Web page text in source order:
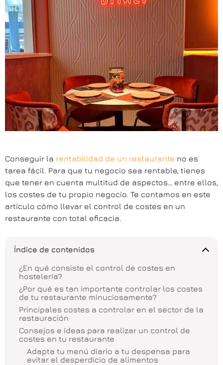
Conseguir la rentabilidad de un restaurante no es
tarea fácil. Para que tu negocio sea rentable, tienes
que tener en cuenta multitud de aspectos… entre ellos,
los costes de tu propio negocio. Te contamos en este
artículo cómo llevar el control de costes en un
restaurante con total eficacia.
Índice de contenidos
¿En qué consiste el control de costes en
hostelería?
¿Por qué es tan importante controlar los costes
de tu restaurante minuciosamente?
Principales costes a controlar en el sector de la
restauración
Consejos e ideas para realizar un control de
costes en tu restaurante
Adapta tu menú diario a tu despensa para
evitar el desperdicio de alimentos